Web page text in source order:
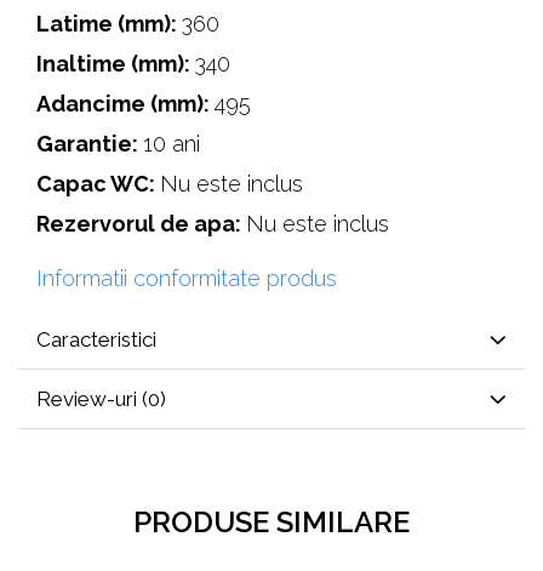
Latime (mm): 360
Inaltime (mm): 340
Adancime (mm): 495
Garantie: 10 ani
Capac WC: Nu este inclus
Rezervorul de apa: Nu este inclus
Informatii conformitate produs
Caracteristici
Review-uri (0)
PRODUSE SIMILARE